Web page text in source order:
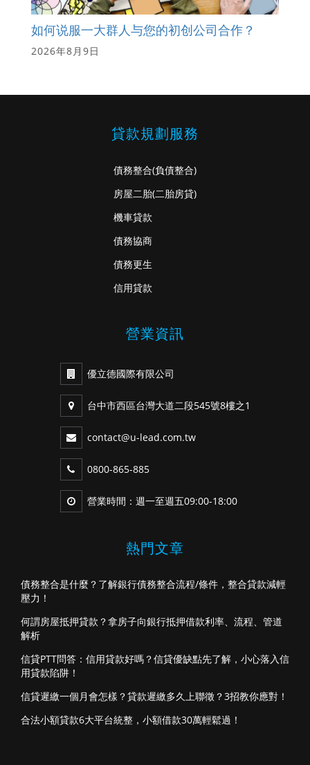
如何说服一大群人与您的初创公司合作？
2026年8月9日
貸款規劃服務
債務整合(負債整合)
房屋二胎(二胎房貸)
機車貸款
債務協商
債務更生
信用貸款
營業資訊
優立德國際有限公司
台中市西區台灣大道二段545號8樓之1
contact@u-lead.com.tw
0800-865-885
營業時間：週一至週五09:00-18:00
熱門文章
債務整合是什麼？了解銀行債務整合流程/條件，整合貸款減輕
壓力！
何謂房屋抵押貸款？拿房子向銀行抵押借款利率、流程、管道
解析
信貸PTT問答：信用貸款好嗎？信貸優缺點先了解，小心落入信
用貸款陷阱！
信貸遲繳一個月會怎樣？貸款遲繳多久上聯徵？3招教你應對！
合法小額貸款6大平台統整，小額借款30萬輕鬆過！